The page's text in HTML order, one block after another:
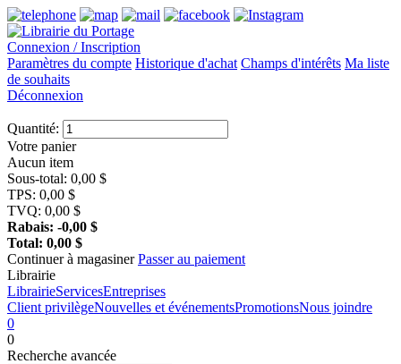
Connexion / Inscription
Paramètres du compte Historique d'achat Champs d'intérêts Ma liste
de souhaits
Déconnexion
Quantité:
Votre panier
Aucun item
Sous-total: 0,00 $
TPS: 0,00 $
TVQ: 0,00 $
Rabais: -0,00 $
Total: 0,00 $
Continuer à magasiner Passer au paiement
Librairie
LibrairieServicesEntreprises
Client privilègeNouvelles et événementsPromotionsNous joindre
0
0
Recherche avancée